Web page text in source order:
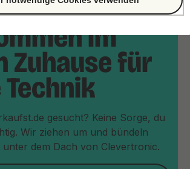
im
Zuhause für
gesucht? Keine Sorge, du
Wir ziehen um und bündeln
unter dem Dach von Clevertronic.